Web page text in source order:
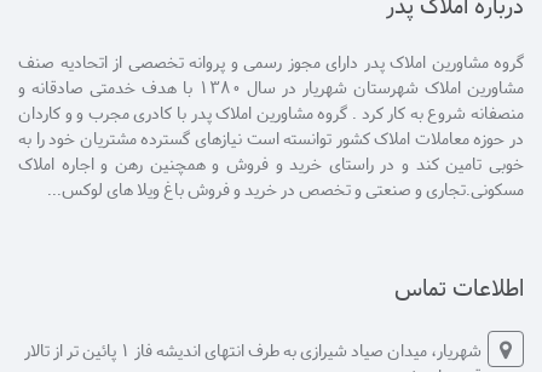
گروه مشاورین املاک پدر دارای مجوز رسمی و پروانه تخصصی از اتحادیه صنف
مشاورین املاک شهرستان شهریار در سال 1380 با هدف خدمتی صادقانه و
منصفانه شروع به کار کرد . گروه مشاورین املاک پدر با کادری مجرب و و کاردان
در حوزه معاملات املاک کشور توانسته است نیازهای گسترده مشتریان خود را به
خوبی تامین کند و در راستای خرید و فروش و همچنین رهن و اجاره املاک
مسکونی.تجاری و صنعتی و تخصص در خرید و فروش باغ ویلا های لوکس...
اطلاعات تماس
شهریار، میدان صیاد شیرازی به طرف انتهای اندیشه فاز 1 پائین تر از تالار